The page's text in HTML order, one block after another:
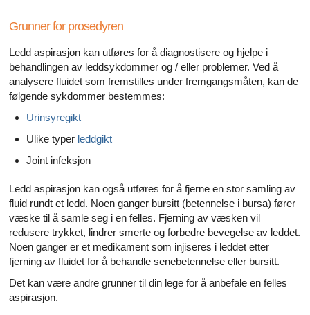
Grunner for prosedyren
Ledd aspirasjon kan utføres for å diagnostisere og hjelpe i
behandlingen av leddsykdommer og / eller problemer. Ved å
analysere fluidet som fremstilles under fremgangsmåten, kan de
følgende sykdommer bestemmes:
Urinsyregikt
Ulike typer leddgikt
Joint infeksjon
Ledd aspirasjon kan også utføres for å fjerne en stor samling av
fluid rundt et ledd. Noen ganger bursitt (betennelse i bursa) fører
væske til å samle seg i en felles. Fjerning av væsken vil
redusere trykket, lindrer smerte og forbedre bevegelse av leddet.
Noen ganger er et medikament som injiseres i leddet etter
fjerning av fluidet for å behandle senebetennelse eller bursitt.
Det kan være andre grunner til din lege for å anbefale en felles
aspirasjon.